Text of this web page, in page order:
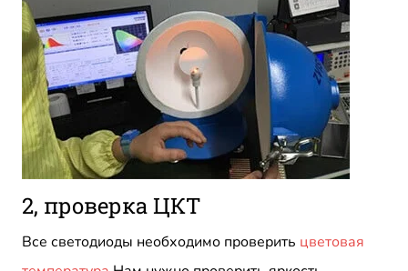
2, проверка ЦКТ
Все светодиоды необходимо проверить цветовая